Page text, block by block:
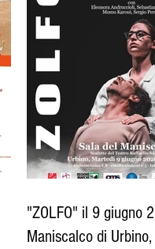
"ZOLFO" il 9 giugno
Maniscalco di